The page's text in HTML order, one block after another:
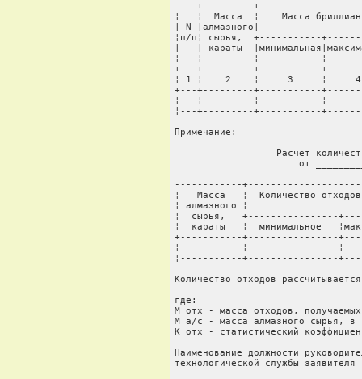
----+---------
¦   ¦  Масса  ¦    Масса
¦ N ¦алмазного¦
¦п/п¦ сырья,  +-----------
¦   ¦ караты
¦   ¦         ¦           ¦
+---+---------+-----------
¦ 1 ¦    2    ¦     3     ¦
+---+---------+-----------
¦   ¦         ¦           ¦
¦---+---------+-----------
Примечание:
Расчет
от
------------
¦   Масса   ¦  Количество
¦ алмазного ¦
¦  сырья,   +----------------
¦  караты   ¦  минимальное
+-----------+----------------
¦           ¦                ¦
¦-----------+----------------
Количество отходов
где:
М отх - масса отходов,
М а/с - масса алмазного сырья, в
К отх - статистический
Наименование должности
технологической службы